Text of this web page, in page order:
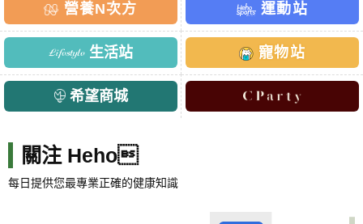
營養N次方 運動站
生活站 寵物站
希望商城
關注 Heho
每日提供您最專業正確的健康知識